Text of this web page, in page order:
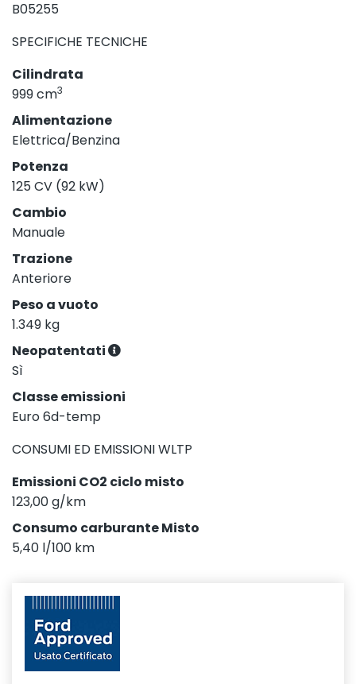
B05255
SPECIFICHE TECNICHE
Cilindrata
999 cm3
Alimentazione
Elettrica/Benzina
Potenza
125 CV (92 kW)
Cambio
Manuale
Trazione
Anteriore
Peso a vuoto
1.349 kg
Neopatentati
Sì
Classe emissioni
Euro 6d-temp
CONSUMI ED EMISSIONI WLTP
Emissioni CO2 ciclo misto
123,00 g/km
Consumo carburante Misto
5,40 l/100 km